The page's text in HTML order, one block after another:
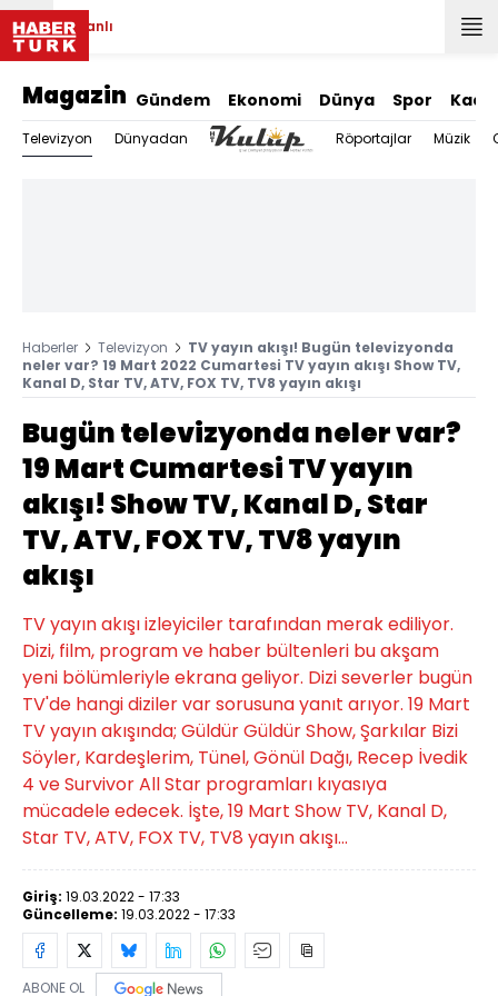
Canlı
Magazin Gündem Ekonomi Dünya Spor
Televizyon Dünyadan Röportajlar Müzik
Haberler Televizyon
TV yayın akışı! Bugün televizyonda
neler var? 19 Mart 2022 Cumartesi TV yayın akışı Show TV,
Kanal D, Star TV, ATV, FOX TV, TV8 yayın akışı
Bugün televizyonda neler var?
19 Mart Cumartesi TV yayın
akışı! Show TV, Kanal D, Star
TV, ATV, FOX TV, TV8 yayın
akışı
TV yayın akışı izleyiciler tarafından merak ediliyor.
Dizi, film, program ve haber bültenleri bu akşam
yeni bölümleriyle ekrana geliyor. Dizi severler bugün
TV'de hangi diziler var sorusuna yanıt arıyor. 19 Mart
TV yayın akışında; Güldür Güldür Show, Şarkılar Bizi
Söyler, Kardeşlerim, Tünel, Gönül Dağı, Recep İvedik
4 ve Survivor All Star programları kıyasıya
mücadele edecek. İşte, 19 Mart Show TV, Kanal D,
Star TV, ATV, FOX TV, TV8 yayın akışı...
Giriş: 19.03.2022 - 17:33
Güncelleme: 19.03.2022 - 17:33
ABONE OL